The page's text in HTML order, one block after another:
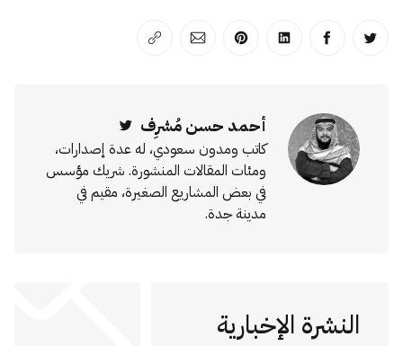
انشر على تويترانشر على الفيسبوك
انشر على لينكد إن
انشر على بينترست
انشر على الإيميل
انسخ الرابط
أحمد حسن مُشرِف
كاتب ومدون سعودي، له عدة إصدارات،
ومئات المقالات المنشورة. شريك مؤسس
في بعض المشاريع الصغيرة، مقيم في
مدينة جدة.
النشرة الإخبارية